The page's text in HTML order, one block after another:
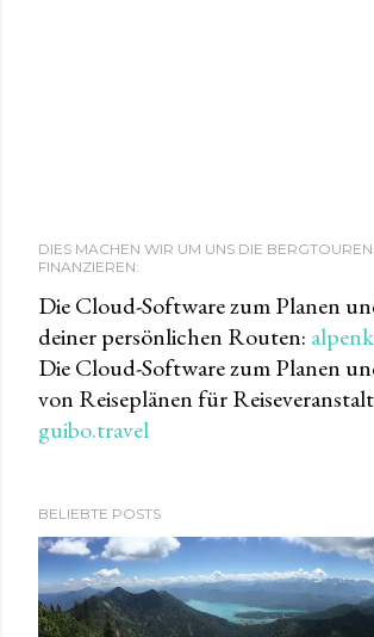
DIES MACHEN WIR UM UNS DIE
FINANZIEREN:
Die Cloud-Software zum Planen
deiner persönlichen Routen:
Die Cloud-Software zum Planen
von Reiseplänen für
guibo.travel
BELIEBTE POSTS